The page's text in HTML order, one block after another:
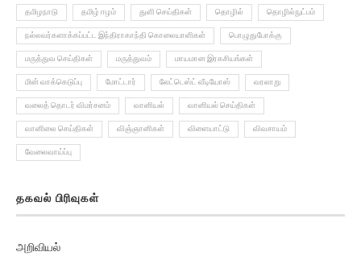
தமிழநாடு தமிழ் ஈழம் துளி செய்திகள் தொழில் தொழில்நுட்பம்
நல்லவர்களாக்கப்பட்ட இந்திராகாந்தி கொலையாளிகள் பொழுதுபோக்கு
மருத்துவ செய்திகள் மருத்துவம் மாயமான இரகசியங்கள்
மின் வாக்கெடுப்பு மோட்டார் லேட்டெஸ்ட் வீடியோஸ் வரலாறு
வலைத் தொடர் விமர்சனம் வானியல் வானியல் செய்திகள்
வானிலை செய்திகள் விஞ்ஞானிகள் விளையாட்டு விவசாயம்
வேலைவாய்ப்பு
தகவல் பிரிவுகள்
அறிவியல்